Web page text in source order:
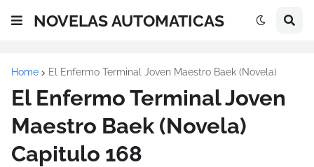
NOVELAS AUTOMATICAS
Home El Enfermo Terminal Joven Maestro Baek (Novela)
El Enfermo Terminal Joven
Maestro Baek (Novela)
Capitulo 168